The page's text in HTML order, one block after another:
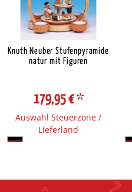
Knuth Neuber Stufenpyramide
natur mit Figuren
179,95 €*
Auswahl Steuerzone /
Lieferland